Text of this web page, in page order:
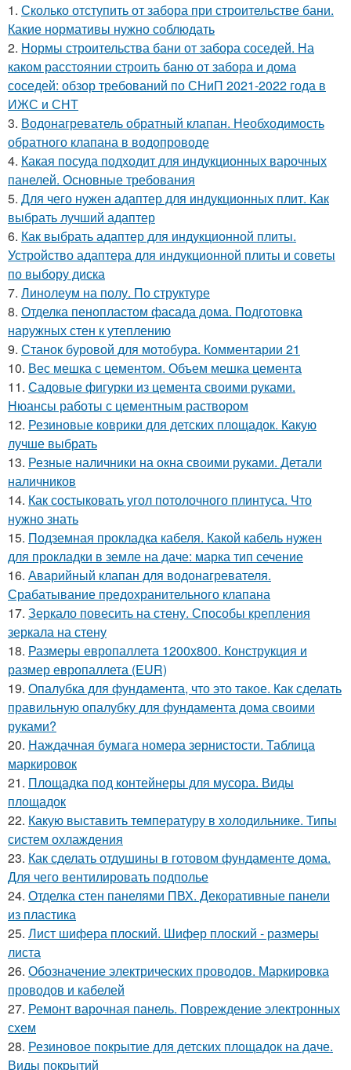
1. Сколько отступить от забора при строительстве бани.
Какие нормативы нужно соблюдать
2. Нормы строительства бани от забора соседей. На
каком расстоянии строить баню от забора и дома
соседей: обзор требований по СНиП 2021-2022 года в
ИЖС и СНТ
3. Водонагреватель обратный клапан. Необходимость
обратного клапана в водопроводе
4. Какая посуда подходит для индукционных варочных
панелей. Основные требования
5. Для чего нужен адаптер для индукционных плит. Как
выбрать лучший адаптер
6. Как выбрать адаптер для индукционной плиты.
Устройство адаптера для индукционной плиты и советы
по выбору диска
7. Линолеум на полу. По структуре
8. Отделка пенопластом фасада дома. Подготовка
наружных стен к утеплению
9. Станок буровой для мотобура. Комментарии 21
10. Вес мешка с цементом. Объем мешка цемента
11. Садовые фигурки из цемента своими руками.
Нюансы работы с цементным раствором
12. Резиновые коврики для детских площадок. Какую
лучше выбрать
13. Резные наличники на окна своими руками. Детали
наличников
14. Как состыковать угол потолочного плинтуса. Что
нужно знать
15. Подземная прокладка кабеля. Какой кабель нужен
для прокладки в земле на даче: марка тип сечение
16. Аварийный клапан для водонагревателя.
Срабатывание предохранительного клапана
17. Зеркало повесить на стену. Способы крепления
зеркала на стену
18. Размеры европаллета 1200х800. Конструкция и
размер европаллета (EUR)
19. Опалубка для фундамента, что это такое. Как сделать
правильную опалубку для фундамента дома своими
руками?
20. Наждачная бумага номера зернистости. Таблица
маркировок
21. Площадка под контейнеры для мусора. Виды
площадок
22. Какую выставить температуру в холодильнике. Типы
систем охлаждения
23. Как сделать отдушины в готовом фундаменте дома.
Для чего вентилировать подполье
24. Отделка стен панелями ПВХ. Декоративные панели
из пластика
25. Лист шифера плоский. Шифер плоский - размеры
листа
26. Обозначение электрических проводов. Маркировка
проводов и кабелей
27. Ремонт варочная панель. Повреждение электронных
схем
28. Резиновое покрытие для детских площадок на даче.
Виды покрытий